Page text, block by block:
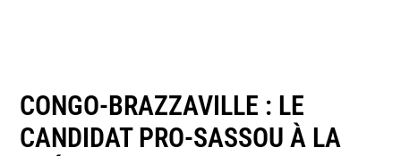
CONGO-BRAZZAVILLE : LE
CANDIDAT PRO-SASSOU À LA